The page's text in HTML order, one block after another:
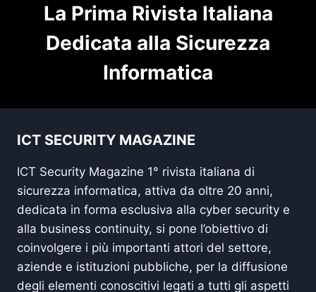
La Prima Rivista Italiana
Dedicata alla Sicurezza
Informatica
ICT SECURITY MAGAZINE
ICT Security Magazine 1° rivista italiana di
sicurezza informatica, attiva da oltre 20 anni,
dedicata in forma esclusiva alla cyber security e
alla business continuity, si pone l’obiettivo di
coinvolgere i più importanti attori del settore,
aziende e istituzioni pubbliche, per la diffusione
degli elementi conoscitivi legati a tutti gli aspetti